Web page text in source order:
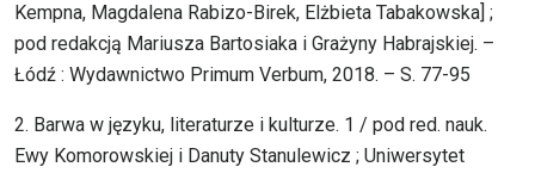
Kempna, Magdalena Rabizo-Birek, Elżbieta Tabakowska] ;
pod redakcją Mariusza Bartosiaka i Grażyny Habrajskiej. –
Łódź : Wydawnictwo Primum Verbum, 2018. – S. 77-95
2. Barwa w języku, literaturze i kulturze. 1 / pod red. nauk.
Ewy Komorowskiej i Danuty Stanulewicz ; Uniwersytet